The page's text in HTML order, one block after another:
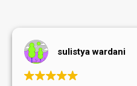
sulistya wardani